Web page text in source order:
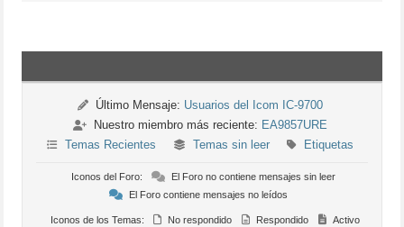
Último Mensaje: Usuarios del Icom IC-9700
Nuestro miembro más reciente: EA9857URE
Temas Recientes
Temas sin leer Etiquetas
Iconos del Foro:
El Foro no contiene mensajes sin leer
El Foro contiene mensajes no leídos
Iconos de los Temas: No respondido Respondido
Activo